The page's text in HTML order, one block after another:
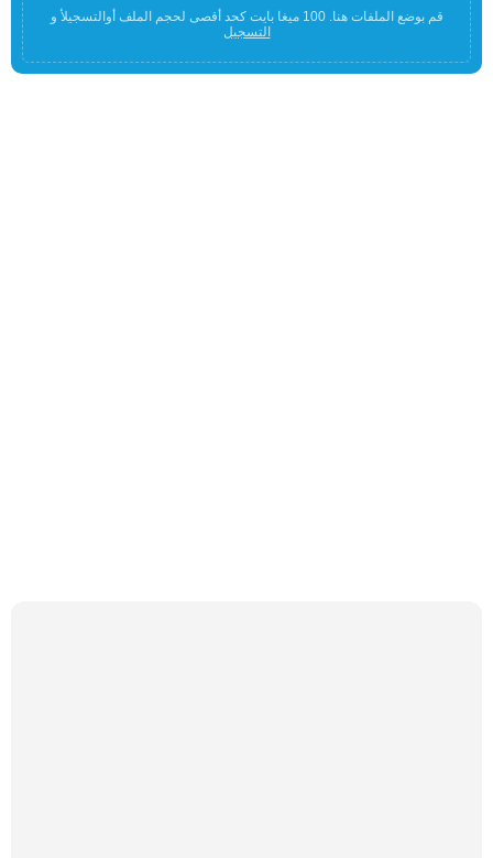
قم بوضع الملفات هنا. 100 ميغا بايت كحد أقصى لحجم الملف أوالتسجيلأ و
التسجيل